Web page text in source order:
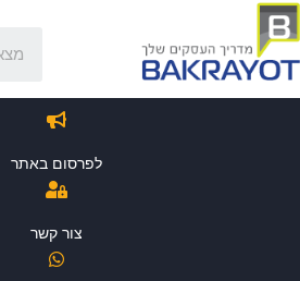
לפרסום באתר
צור קשר